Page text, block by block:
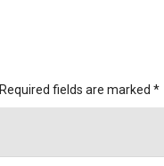
Required fields are marked *